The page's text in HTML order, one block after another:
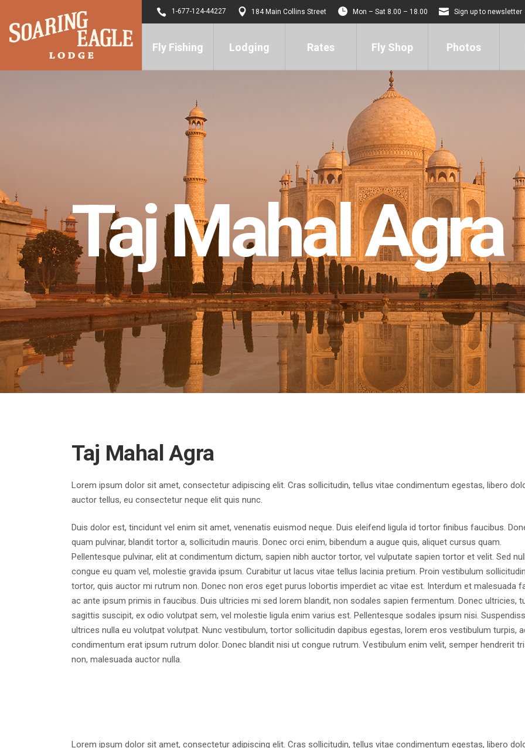
1-677-124-44227 184 Main Collins Street Mon – Sat 8.00 – 18.00 Sign up to newsletter
Fly Fishing Lodging Rates Fly Shop Photos
Taj Mahal Agra
Taj Mahal Agra
Lorem ipsum dolor sit amet, consectetur adipiscing elit. Cras sollicitudin, tellus vitae condimentum egestas, libero
auctor tellus, eu consectetur neque elit quis nunc.
Duis dolor est, tincidunt vel enim sit amet, venenatis euismod neque. Duis eleifend ligula id tortor finibus faucibus.
quam pulvinar, blandit tortor a, sollicitudin mauris. Donec orci enim, bibendum a augue quis, aliquet cursus quam.
Pellentesque pulvinar, elit at condimentum dictum, sapien nibh auctor tortor, vel vulputate sapien tortor et velit. Sed
congue eu quam vel, molestie gravida ipsum. Curabitur ut lacus vitae tellus lacinia pretium. Proin vestibulum sollicitudin
tortor, quis auctor mi rutrum non. Donec non eros eget purus lobortis imperdiet ac vitae est. Interdum et malesuada
ac ante ipsum primis in faucibus. Duis ultricies mi sed lorem blandit, non sodales sapien fermentum. Donec ultricies,
sagittis suscipit, ex odio volutpat sem, vel molestie ligula enim varius est. Pellentesque sodales ipsum nisi.
ultrices nulla eu volutpat volutpat. Nunc vestibulum, tortor sollicitudin dapibus egestas, lorem eros vestibulum turpis,
condimentum erat ipsum rutrum dolor. Donec blandit nisi ut congue rutrum. Vestibulum enim velit, semper hendrerit
non, malesuada auctor nulla.
Lorem ipsum dolor sit amet, consectetur adipiscing elit. Cras sollicitudin, tellus vitae condimentum egestas, libero